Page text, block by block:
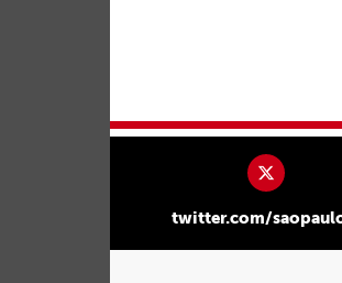
twitter.com/